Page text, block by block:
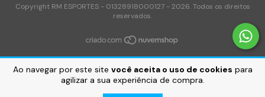
Ao navegar por este site você aceita o uso de cookies para
agilizar a sua experiência de compra.
Copyright RM ESPORTES - 01328918000127 - 2026. Todos os direitos
reservados.